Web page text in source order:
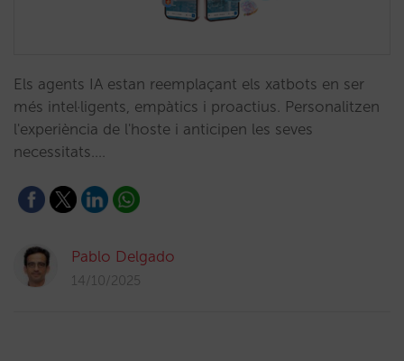
Els agents IA estan reemplaçant els xatbots en ser
més intel·ligents, empàtics i proactius. Personalitzen
l'experiència de l'hoste i anticipen les seves
necessitats.…
Pablo Delgado
14/10/2025